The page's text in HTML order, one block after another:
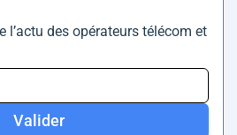
l’actu des opérateurs télécom et
Valider